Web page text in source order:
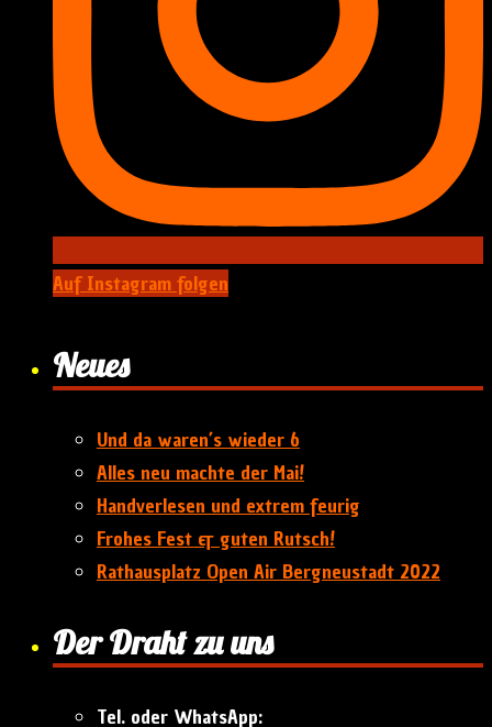
Auf Instagram folgen
Neues
Und da waren’s wieder 6
Alles neu machte der Mai!
Handverlesen und extrem feurig
Frohes Fest & guten Rutsch!
Rathausplatz Open Air Bergneustadt 2022
Der Draht zu uns
Tel. oder WhatsApp: